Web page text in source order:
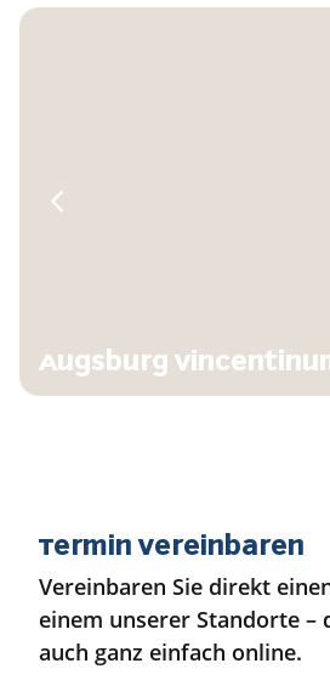
Augsburg
Termin vereinbaren
Vereinbaren Sie direkt
einem unserer Standorte
auch ganz einfach online.